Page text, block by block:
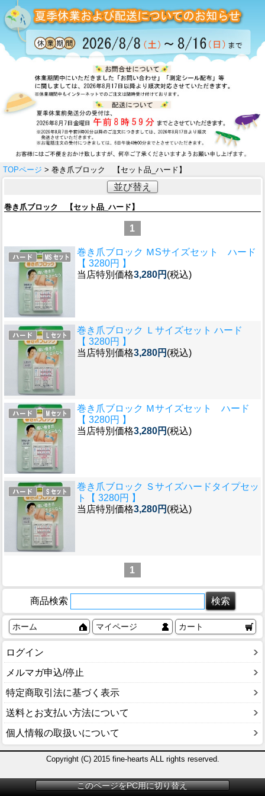
TOPページ > 巻き爪ブロック 【セット品_ハード】
並び替え
巻き爪ブロック 【セット品_ハード】
1
巻き爪ブロック ＭSサイズセット ハード
【 3280円 】
当店特別価格3,280円 (税込)
巻き爪ブロック Ｌサイズセット ハード
【 3280円 】
当店特別価格3,280円 (税込)
巻き爪ブロック Ｍサイズセット ハード
【 3280円 】
当店特別価格3,280円 (税込)
巻き爪ブロック Ｓサイズハードタイプセッ
ト【 3280円 】
当店特別価格3,280円 (税込)
1
商品検索
ホーム マイページ カート
ログイン
メルマガ申込/停止
特定商取引法に基づく表示
送料とお支払い方法について
個人情報の取扱いについて
Copyright (C) 2015 fine-hearts ALL rights reserved.
このページをPC用に切り替え